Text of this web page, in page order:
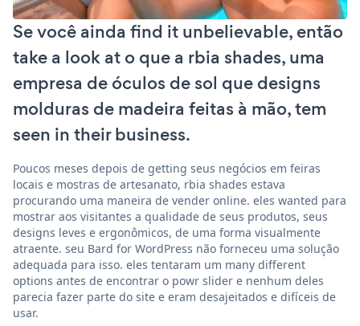
Se você ainda find it unbelievable, então
take a look at o que a rbia shades, uma
empresa de óculos de sol que designs
molduras de madeira feitas à mão, tem
seen in their business.
Poucos meses depois de getting seus negócios em feiras
locais e mostras de artesanato, rbia shades estava
procurando uma maneira de vender online. eles wanted para
mostrar aos visitantes a qualidade de seus produtos, seus
designs leves e ergonômicos, de uma forma visualmente
atraente. seu Bard for WordPress não forneceu uma solução
adequada para isso. eles tentaram um many different
options antes de encontrar o powr slider e nenhum deles
parecia fazer parte do site e eram desajeitados e difíceis de
usar.